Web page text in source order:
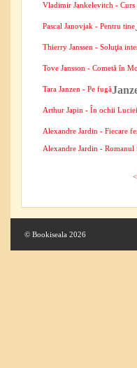
Vladimir Jankelevitch -
Pascal Janovjak - Pentru tine
Thierry Janssen - Soluţia
Tove Jansson - Cometă în
Tara Janzen - Pe fugă
Arthur Japin - În ochii Luciei
Alexandre Jardin - Fiecare
Alexandre Jardin - Romanul
© Bookiseala 2026